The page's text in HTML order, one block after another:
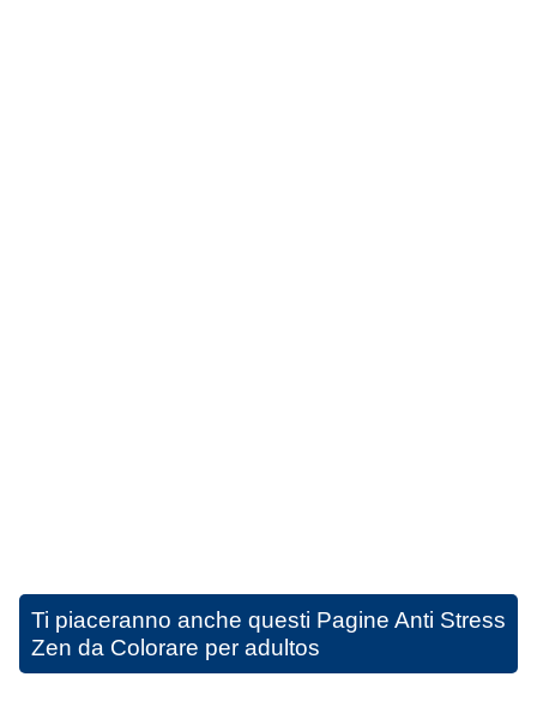
Ti piaceranno anche questi Pagine Anti Stress
Zen da Colorare per adultos